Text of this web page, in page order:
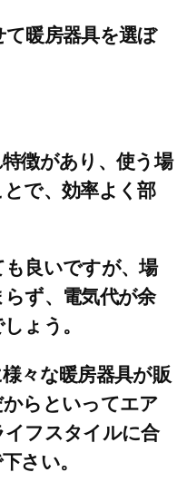
暖房器具を選ぼ
徴があり、使う場
で、効率よく部
良いですが、場
ず、電気代が余
ょう。
々な暖房器具が販
らといってエア
フスタイルに合
さい。